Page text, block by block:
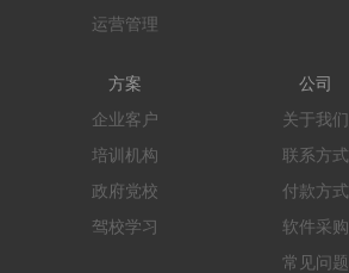
运营管理
方案
企业客户
培训机构
政府党校
驾校学习
公司
关于我们
联系方式
付款方式
软件采购
常见问题